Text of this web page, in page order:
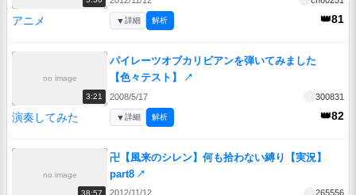
アニメ 👑81
▼詳細 解析
no image
3:21
パイレーツオブカリビアンを弾いてみました
【色々テスト】
↗
2008/5/17 300831
演奏してみた 👑82
▼詳細 解析
no image
38:57
卍【風来のシレン】何も拾わない縛り【実況】
part8 ↗
2012/11/12 265556